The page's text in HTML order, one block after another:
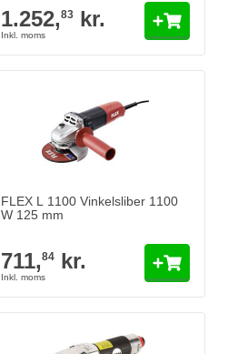
1.252,83 kr.
FLEX L 1100 Vinkelsliber 1100
W 125 mm
711,84 kr.